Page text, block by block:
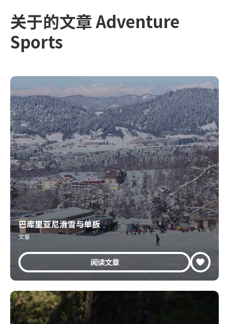
关于的文章 Adventure
Sports
巴库里亚尼滑雪与单板
文章
阅读文章